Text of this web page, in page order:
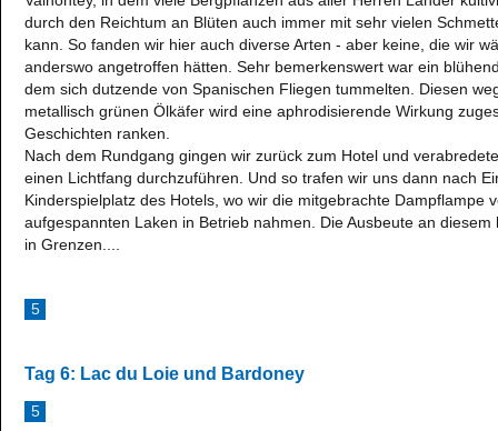
durch den Reichtum an Blüten auch immer mit sehr vielen
kann. So fanden wir hier auch diverse Arten - aber keine, die wir
anderswo angetroffen hätten. Sehr bemerkenswert war ein
dem sich dutzende von Spanischen Fliegen tummelten. Diesen
metallisch grünen Ölkäfer wird eine aphrodisierende Wirkung
Geschichten ranken.
Nach dem Rundgang gingen wir zurück zum Hotel und
einen Lichtfang durchzuführen. Und so trafen wir uns dann nach
Kinderspielplatz des Hotels, wo wir die mitgebrachte Dampflampe
aufgespannten Laken in Betrieb nahmen. Die Ausbeute an
in Grenzen....
5
Tag 6: Lac du Loie und Bardoney
5